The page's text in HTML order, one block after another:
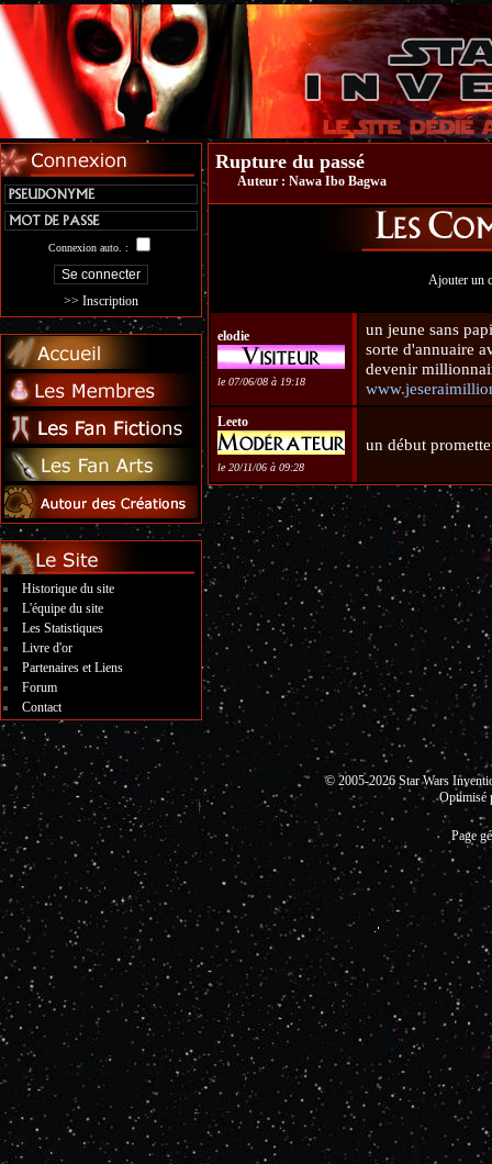
Connexion auto. :
>> Inscription
Historique du site
L'équipe du site
Les Statistiques
Livre d'or
Partenaires et Liens
Forum
Contact
Rupture du passé
Auteur : Nawa Ibo Bagwa
Ajouter un
elodie
le 07/06/08 à 19:18
un jeune sans
sorte d'annuaire
devenir
Leeto
le 20/11/06 à 09:28
un début
© 2005-2026 Star Wars
Optimisé
Page